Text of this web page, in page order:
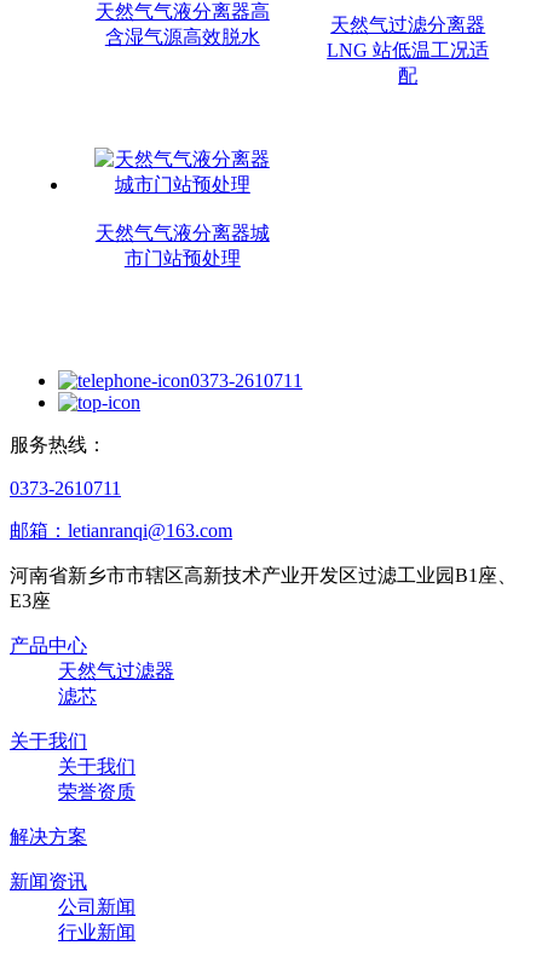
天然气气液分离器高
含湿气源高效脱水
天然气过滤分离器
LNG 站低温工况适
配
天然气气液分离器城
市门站预处理
0373-2610711
服务热线：
0373-2610711
邮箱：letianranqi@163.com
河南省新乡市市辖区高新技术产业开发区过滤工业园B1座、
E3座
产品中心
天然气过滤器
滤芯
关于我们
关于我们
荣誉资质
解决方案
新闻资讯
公司新闻
行业新闻